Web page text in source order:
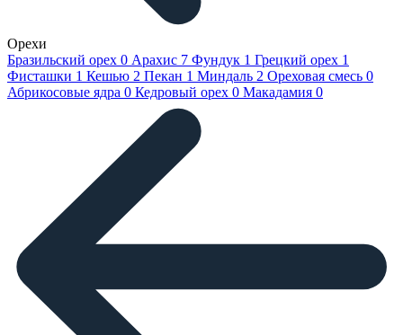
Орехи
Бразильский орех 0 Арахис 7 Фундук 1 Грецкий орех 1
Фисташки 1 Кешью 2 Пекан 1 Миндаль 2 Ореховая смесь 0
Абрикосовые ядра 0 Кедровый орех 0 Макадамия 0